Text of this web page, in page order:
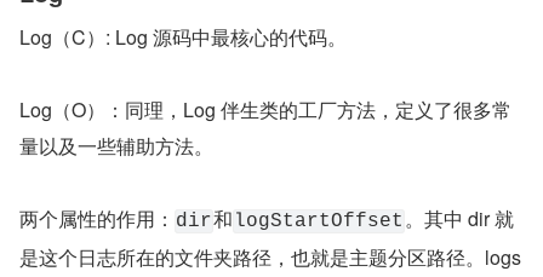
Log（C）: Log 源码中最核心的代码。
Log（O）：同理，Log 伴生类的工厂方法，定义了很多常
量以及一些辅助方法。
两个属性的作用： dir和 logStartOffset 。其中 dir 就
是这个日志所在的文件夹路径，也就是主题分区路径。logs